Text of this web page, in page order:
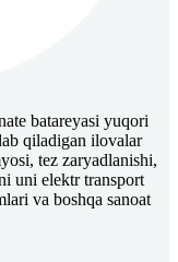
batareyasi yuqori
qiladigan ilovalar
tez zaryadlanishi,
uni elektr transport
va boshqa sanoat